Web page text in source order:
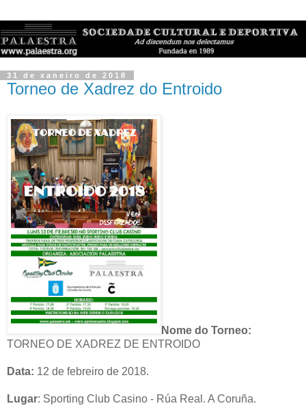
31 de xaneiro de 2018
Torneo de Xadrez do Entroido
Nome do Torneo:
TORNEO DE XADREZ DE ENTROIDO
Data: 12 de febreiro de 2018.
Lugar: Sporting Club Casino - Rúa Real. A Coruña.